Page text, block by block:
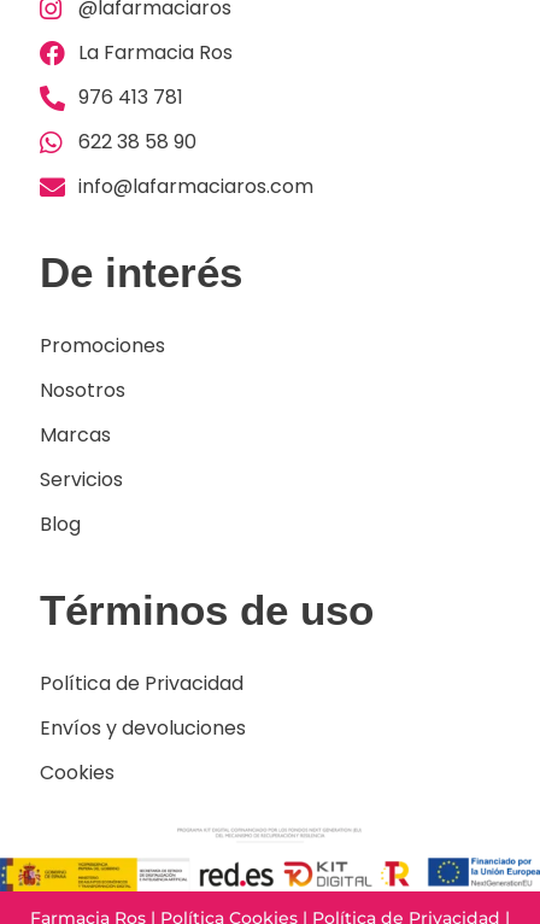
@lafarmaciaros
La Farmacia Ros
976 413 781
622 38 58 90
info@lafarmaciaros.com
De interés
Promociones
Nosotros
Marcas
Servicios
Blog
Términos de uso
Política de Privacidad
Envíos y devoluciones
Cookies
Farmacia Ros | Política Cookies | Política de Privacidad |